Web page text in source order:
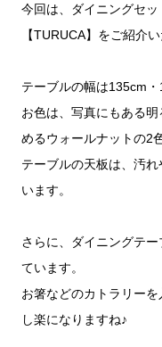
今回は、ダイニングセ
【TURUCA】をご紹介
テーブルの幅は135cm
お色は、写真にもある
めるウォールナットの2
テーブルの天板は、汚
います。
さらに、ダイニングテ
ています。
お箸などのカトラリー
し楽になりますね♪